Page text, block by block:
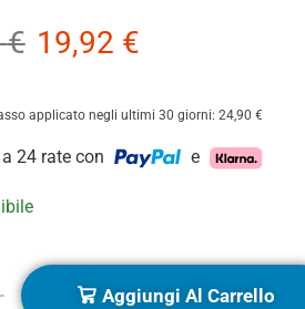
€ 19,92 €
applicato negli ultimi 30 giorni: 24,90 €
24 rate con e
Aggiungi Al Carrello